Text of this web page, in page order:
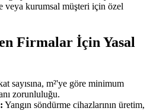
veya kurumsal müşteri için özel
Firmalar İçin Yasal
sayısına, m²'ye göre minimum
zorunluluğu.
Yangın söndürme cihazlarının üretim,